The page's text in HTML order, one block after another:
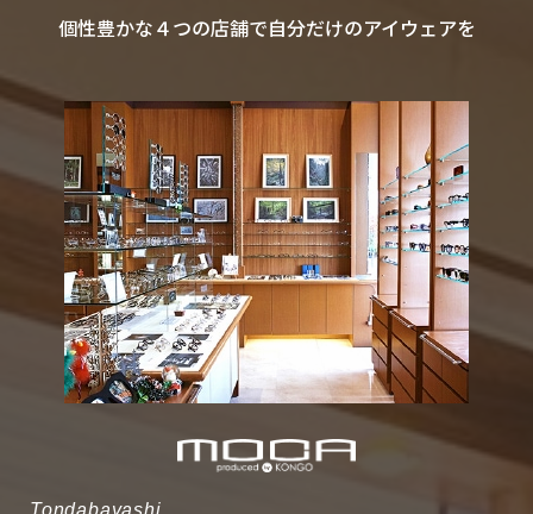
個性豊かな４つの店舗で自分だけのアイウェアを
Tondabayashi